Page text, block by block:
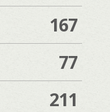
167
77
211